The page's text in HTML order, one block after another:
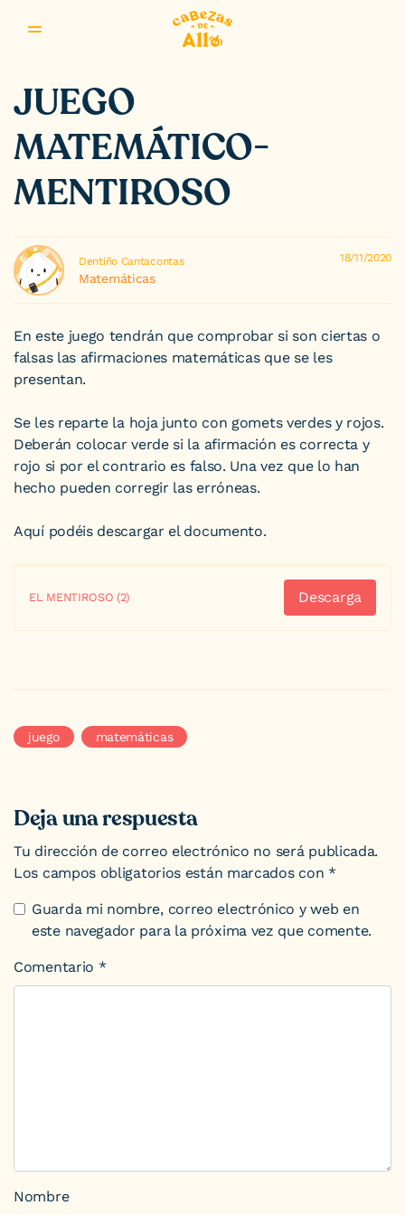
JUEGO
MATEMÁTICO-
MENTIROSO
Dentiño Cantacontas
Matemáticas
18/11/2020
En este juego tendrán que comprobar si son ciertas o
falsas las afirmaciones matemáticas que se les
presentan.
Se les reparte la hoja junto con gomets verdes y rojos.
Deberán colocar verde si la afirmación es correcta y
rojo si por el contrario es falso. Una vez que lo han
hecho pueden corregir las erróneas.
Aquí podéis descargar el documento.
EL MENTIROSO (2) Descarga
juego matemáticas
Deja una respuesta
Tu dirección de correo electrónico no será publicada.
Los campos obligatorios están marcados con *
Guarda mi nombre, correo electrónico y web en
este navegador para la próxima vez que comente.
Comentario *
Nombre